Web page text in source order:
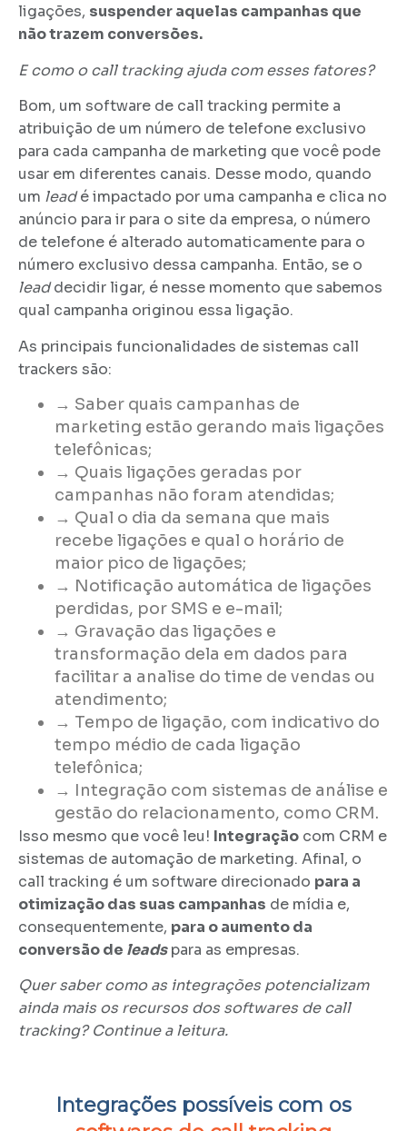
ligações, suspender aquelas campanhas que
não trazem conversões.
E como o call tracking ajuda com esses fatores?
Bom, um software de call tracking permite a
atribuição de um número de telefone exclusivo
para cada campanha de marketing que você pode
usar em diferentes canais. Desse modo, quando
um leadé impactado por uma campanha e clica no
anúncio para ir para o site da empresa, o número
de telefone é alterado automaticamente para o
número exclusivo dessa campanha. Então, se o
leaddecidir ligar, é nesse momento que sabemos
qual campanha originou essa ligação.
As principais funcionalidades de sistemas call
trackers são:
→ Saber quais campanhas de
marketing estão gerando mais ligações
telefônicas;
→ Quais ligações geradas por
campanhas não foram atendidas;
→ Qual o dia da semana que mais
recebe ligações e qual o horário de
maior pico de ligações;
→ Notificação automática de ligações
perdidas, por SMS e e-mail;
→ Gravação das ligações e
transformação dela em dados para
facilitar a analise do time de vendas ou
atendimento;
→ Tempo de ligação, com indicativo do
tempo médio de cada ligação
telefônica;
→ Integração com sistemas de análise e
gestão do relacionamento, como CRM.
Isso mesmo que você leu! Integração com CRM e
sistemas de automação de marketing. Afinal, o
call tracking é um software direcionado para a
otimização das suas campanhas de mídia e,
consequentemente, para o aumento da
conversão de leadspara as empresas.
Quer saber como as integrações potencializam
ainda mais os recursos dos softwares de call
tracking? Continue a leitura.
Integrações possíveis com os